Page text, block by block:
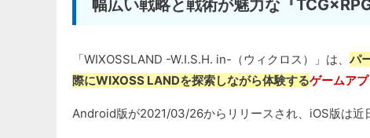
幅広い戦略と戦術が魅力な『
「WIXOSSLAND -W.I.S.H. in-（ウィクロス）」は、 パ
際にWIXOSS LANDを探索しながら体験するゲームアプ
Android版が2021/03/26からリリースされ、iOS版は近